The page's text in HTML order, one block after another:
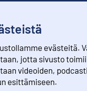
evästeitä.
jotta sivusto
videoiden,
esittämiseen.